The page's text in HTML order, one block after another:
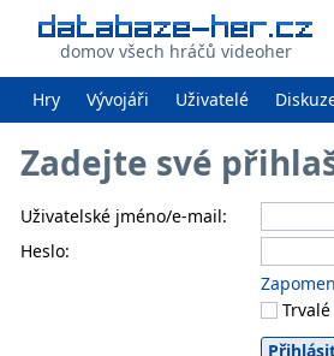
domov všech hráčů videoher
Hry Vývojáři Uživatelé
Zadejte své
Uživatelské jméno/e-mail:
Heslo: